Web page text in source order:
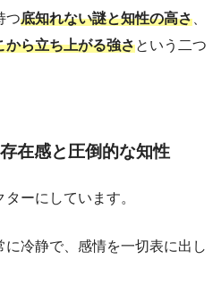
つ底知れない謎と知性の高さ
から立ち上がる強さという二つ
在感と圧倒的な知性
ーにしています。
冷静で、感情を一切表に出し